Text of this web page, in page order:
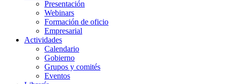
Presentación
Webinars
Formación de oficio
Empresarial
Actividades
Calendario
Gobierno
Grupos y comités
Eventos